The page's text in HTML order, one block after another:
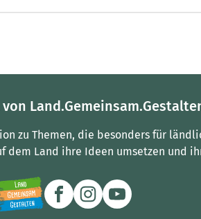
zu Themen, die besonders für
dem Land ihre Ideen umsetzen und